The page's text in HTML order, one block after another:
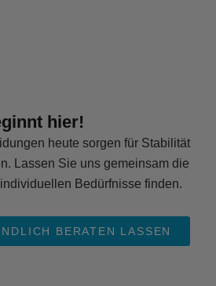
hier!
heute sorgen für Stabilität
Lassen Sie uns gemeinsam die
Bedürfnisse finden.
BERATEN LASSEN